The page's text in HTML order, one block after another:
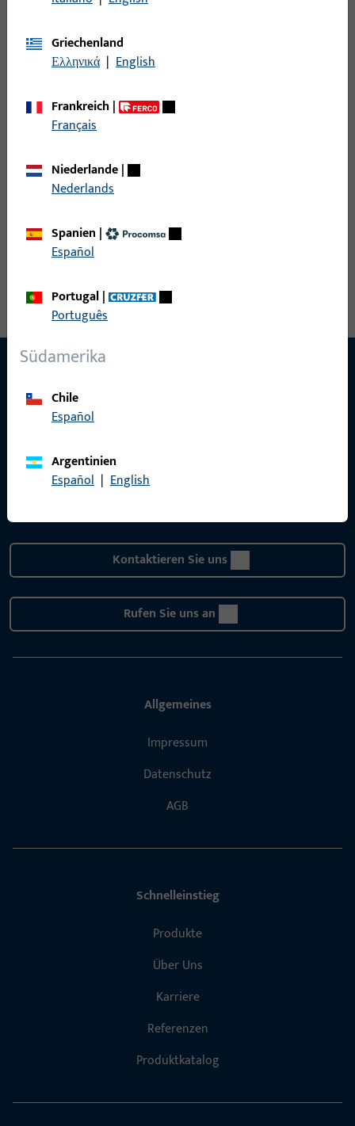
K-17823-00-0-1 |
GU-Montageset |
H-23000-02-0-0 |
Befestigung für
45° Stützen
einseitig vo
KONTAKT
Haben Sie Fragen oder wünschen Sie persönliche Beratung?
Kontaktieren Sie uns
Rufen Sie uns an
Griechenland
Ελληνικά | English
Frankreich|
Français
Niederlande|
Nederlands
Spanien |
Español
Portugal|
Português
Südamerika
Chile
Español
Argentinien
Español | English
Allgemeines
Impressum
Datenschutz
AGB
Schnelleinstieg
Produkte
Über Uns
Karriere
Referenzen
Produktkatalog